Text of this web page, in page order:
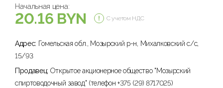
Начальная цена:
20.16 BYN С учетом НДС
Адрес: Гомельская обл., Мозырский р-н, Михалковский с/с,
15/93
Продавец: Открытое акционерное общество "Мозырский
спиртоводочный завод" (телефон +375 (29) 8717025)